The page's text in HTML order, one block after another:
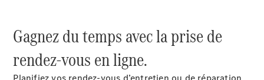
Fourgon
Sprinter
Tourer
Sprinter
Gagnez du temps avec la prise de
rendez-vous en ligne.